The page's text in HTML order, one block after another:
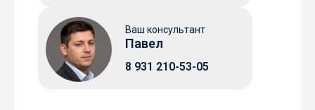
Ваш консультант
Павел
8 931 210-53-05